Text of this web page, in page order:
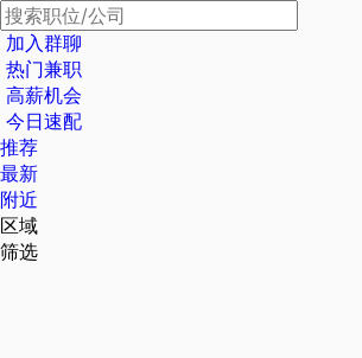
加入群聊
热门兼职
高薪机会
今日速配
推荐
最新
附近
区域
筛选